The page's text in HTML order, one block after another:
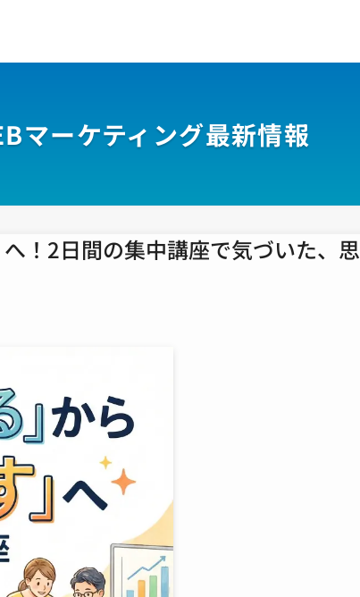
マーケティング最新情報
！2日間の集中講座で気づいた、思